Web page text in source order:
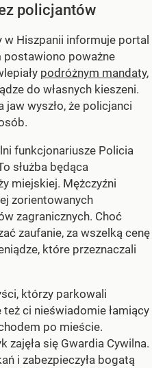
policjantów
Hiszpanii informuje portal
postawiono poważne
podróżnym mandaty,
do własnych kieszeni.
jaw wyszło, że policjanci
funkcjonariusze Policia
służba będąca
miejskiej. Mężczyźni
zorientowanych
zagranicznych. Choć
zaufanie, za wszelką cenę
które przeznaczali
którzy parkowali
ci nieświadomie łamiący
po mieście.
zajęła się Gwardia Cywilna.
i zabezpieczyła bogatą